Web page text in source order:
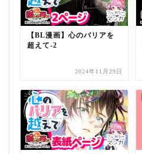
【BL漫画】心のバリアを
超えて-2
2024年11月29日